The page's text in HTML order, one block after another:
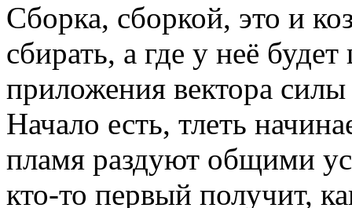
Сборка, сборкой, это и
сбирать, а где у неё
приложения вектора
Начало есть, тлеть
пламя раздуют общими
кто-то первый получит,